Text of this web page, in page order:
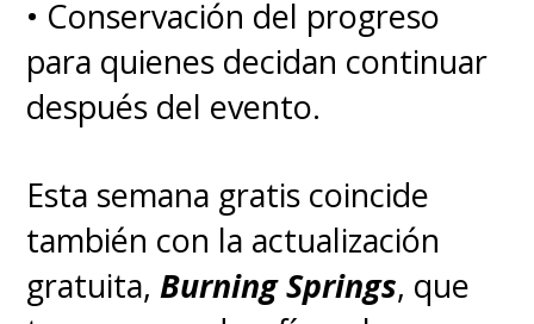
serie, finalizando con la batalla
contra el ángel "Ramiel", es
desde la segunda entrega
cinematográfica que
empezamos a notas las
diferencias.
• Conservación del progreso
para quienes decidan continuar
después del evento.
Esta semana gratis coincide
también con la actualización
gratuita,Burning Springs, que